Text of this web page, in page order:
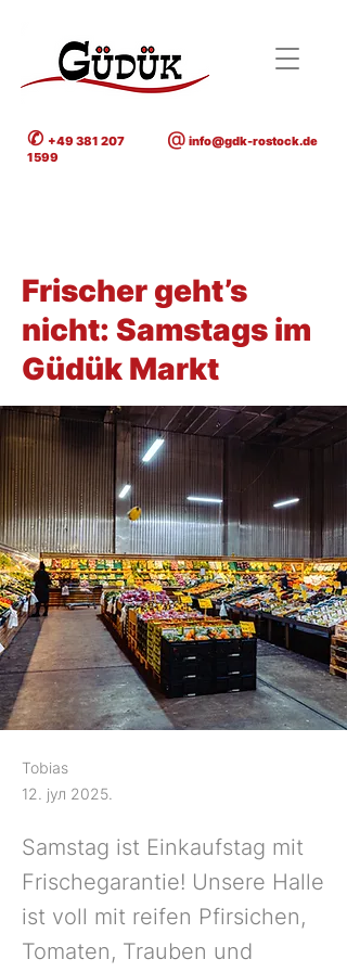
✆ +49 381 207
1599
@ info@gdk-rostock.de
Frischer geht’s
nicht: Samstags im
Güdük Markt
Tobias
12. јул 2025.
Samstag ist Einkaufstag mit
Frischegarantie! Unsere Halle
ist voll mit reifen Pfirsichen,
Tomaten, Trauben und